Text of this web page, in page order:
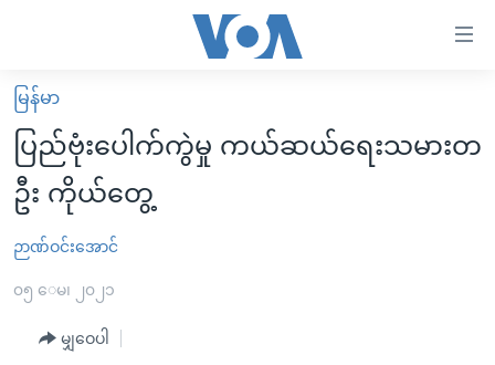
လွယ်ကူ
စေ
သည့်
Link
များ
ပင်မ
မူလစာမျက်နှာ
မြန်မာ
ကမ္ဘာ့သတင်းများ
နိုင်ငံတကာ
အစ္စရေး-ပါလက်စတိုင်း
ဗွီဒီယို
အင်္ဂလိပ်စာလေ့လာမယ်
မြန်မာ
ပြည်ဗုံးပေါက်ကွဲမှု ကယ်ဆယ်ရေးသမားတ
ဦး ကိုယ်တွေ့
ဉာဏ်ဝင်းအောင်
၀၅ ေမ၊ ၂၀၂၁
မျှဝေပါ